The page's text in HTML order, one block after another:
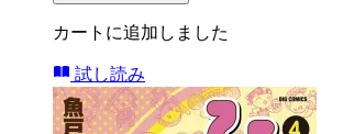
カートに追加しました
試し読み